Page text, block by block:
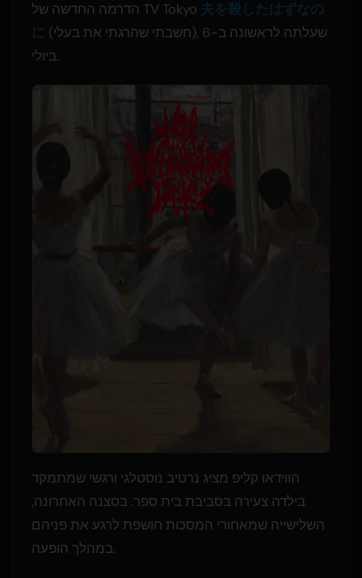
הדרמה החדשה של TV Tokyo 夫を殺したはずなの
に (חשבתי שהרגתי את בעלי), שעלתה לראשונה ב-6
ביולי.
הווידאו קליפ מציג נרטיב נוסטלגי ורגשי שמתמקד
בילדה צעירה בסביבת בית ספר. בסצנה האחרונה,
השלישייה שמאחורי המסכות חושפת לרגע את פניהם
במהלך הופעה.